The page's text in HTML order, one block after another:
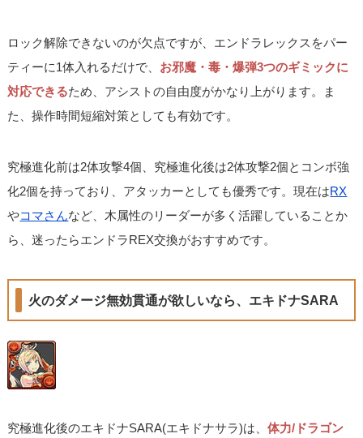
ロック解除できないのが欠点ですが、エンドラレックスをパー
ティーに1体入れるだけで、 お邪魔・毒・爆弾3つのギミックに
対応できるため、アシストの自由度がかなり上がります。ま
た、操作時間短縮対策としても有効です。
究極進化前は2体攻撃4個、究極進化後は2体攻撃2個とコンボ強
化2個を持っており、アタッカーとしても優秀です。現在はRX
やコマさんなど、木属性のリーダーが多く活躍していることか
ら、迷ったらエンドラREX交換がおすすめです。
火のダメージ無効貫通が欲しいなら、エキドナSARA
究極進化後のエキドナSARA(エキドナサラ)は、体力/ドラゴン